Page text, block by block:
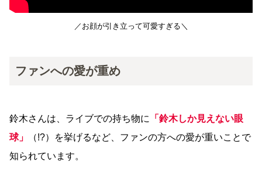
／お顔が引き立って可愛すぎる＼
ファンへの愛が重め
鈴木さんは、ライブでの持ち物に
「鈴木しか見えない眼
球」
（!?）を挙げるなど、ファンの方への愛が重いことで
知られています。